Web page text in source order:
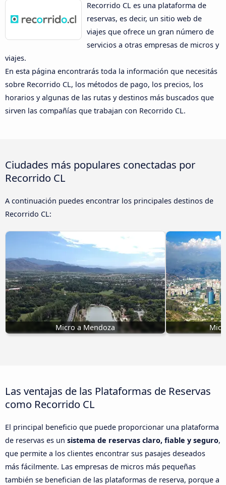
Recorrido CL es una plataforma de
reservas, es decir, un sitio web de
viajes que ofrece un gran número de
servicios a otras empresas de micros y
viajes.
En esta página encontrarás toda la información que necesitás
sobre Recorrido CL, los métodos de pago, los precios, los
horarios y algunas de las rutas y destinos más buscados que
sirven las compañías que trabajan con Recorrido CL.
Ciudades más populares conectadas por
Recorrido CL
A continuación puedes encontrar los principales destinos de
Recorrido CL:
Micro a Mendoza
Las ventajas de las Plataformas de Reservas
como Recorrido CL
El principal beneficio que puede proporcionar una plataforma
de reservas es un sistema de reservas claro, fiable y seguro,
que permite a los clientes encontrar sus pasajes deseados
más fácilmente. Las empresas de micros más pequeñas
también se benefician de las plataformas de reserva, porque a